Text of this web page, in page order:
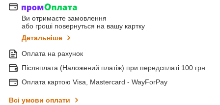
Ви отримаєте замовлення
або гроші повернуться на вашу картку
Детальніше
Оплата на рахунок
Післяплата (Наложений платіж) при передсплаті 100 грн
Оплата картою Visa, Mastercard - WayForPay
Всі умови оплати